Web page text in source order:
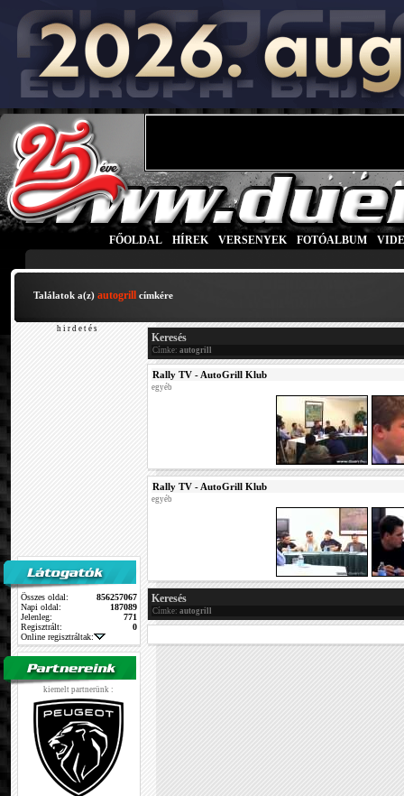
FŐOLDAL HÍREK VERSENYEK FOTÓALBUM
Találatok a(z)autogrill címkére
h i r d e t é s
Összes oldal:
856257067
Napi oldal:
187089
Jelenleg:
771
Regisztrált:
0
Online regisztráltak:
kiemelt partnerünk :
Keresés
Címke: autogrill
Rally TV - AutoGrill Klub
egyéb
Rally TV - AutoGrill Klub
egyéb
Keresés
Címke: autogrill